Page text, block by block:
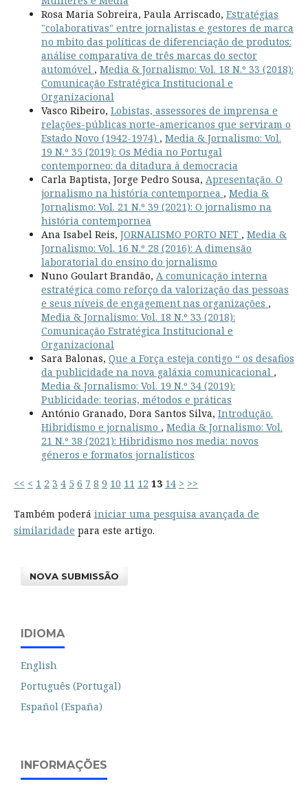
Rosa Maria Sobreira, Paula Arriscado, Estratégias
"colaborativas" entre jornalistas e gestores de marca
no mbito das políticas de diferenciação de produtos:
análise comparativa de três marcas do sector
automóvel , Media & Jornalismo: Vol. 18 N.º 33 (2018):
Comunicação Estratégica Institucional e
Organizacional
Vasco Ribeiro, Lobistas, assessores de imprensa e
relações-públicas norte-americanos que serviram o
Estado Novo (1942-1974) , Media & Jornalismo: Vol.
19 N.º 35 (2019): Os Média no Portugal
contemporneo: da ditadura à democracia
Carla Baptista, Jorge Pedro Sousa, Apresentação. O
jornalismo na história contempornea , Media &
Jornalismo: Vol. 21 N.º 39 (2021): O jornalismo na
história contempornea
Ana Isabel Reis, JORNALISMO PORTO NET , Media &
Jornalismo: Vol. 16 N.º 28 (2016): A dimensão
laboratorial do ensino do jornalismo
Nuno Goulart Brandão, A comunicação interna
estratégica como reforço da valorização das pessoas
e seus níveis de engagement nas organizações ,
Media & Jornalismo: Vol. 18 N.º 33 (2018):
Comunicação Estratégica Institucional e
Organizacional
Sara Balonas, Que a Força esteja contigo “ os desafios
da publicidade na nova galáxia comunicacional ,
Media & Jornalismo: Vol. 19 N.º 34 (2019):
Publicidade: teorias, métodos e práticas
António Granado, Dora Santos Silva, Introdução.
Hibridismo e jornalismo , Media & Jornalismo: Vol.
21 N.º 38 (2021): Hibridismo nos media: novos
géneros e formatos jornalísticos
<< < 1 2 3 4 5 6 7 8 9 10 11 12 13 14 > >>
Também poderá iniciar uma pesquisa avançada de
similaridade para este artigo.
NOVA SUBMISSÃO
IDIOMA
English
Português (Portugal)
Español (España)
INFORMAÇÕES